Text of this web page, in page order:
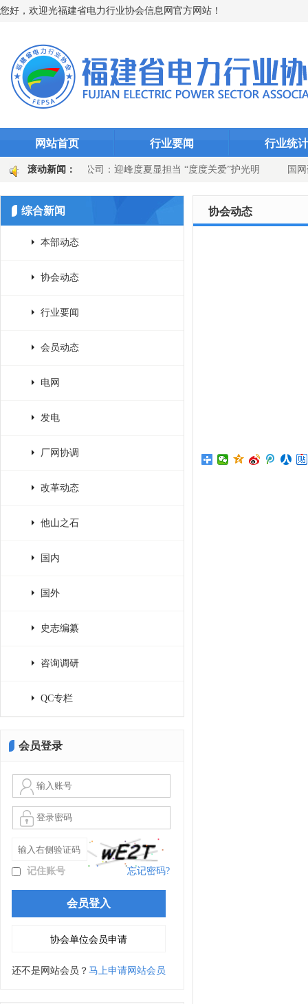
您好，欢迎光福建省电力行业协会信息网官方网站！
网站首页 行业要闻 行业统计
滚动新闻：
时 永安发电公司：迎峰度夏显担当 “度度关爱”护光明 国
线装置升级 国网上杭县供电公司：吹响百日攻坚号角 党建引领供
综合新闻
本部动态
协会动态
行业要闻
会员动态
电网
发电
厂网协调
改革动态
他山之石
国内
国外
史志编纂
咨询调研
QC专栏
会员登录
记住账号 忘记密码?
还不是网站会员？ 马上申请网站会员
协会动态